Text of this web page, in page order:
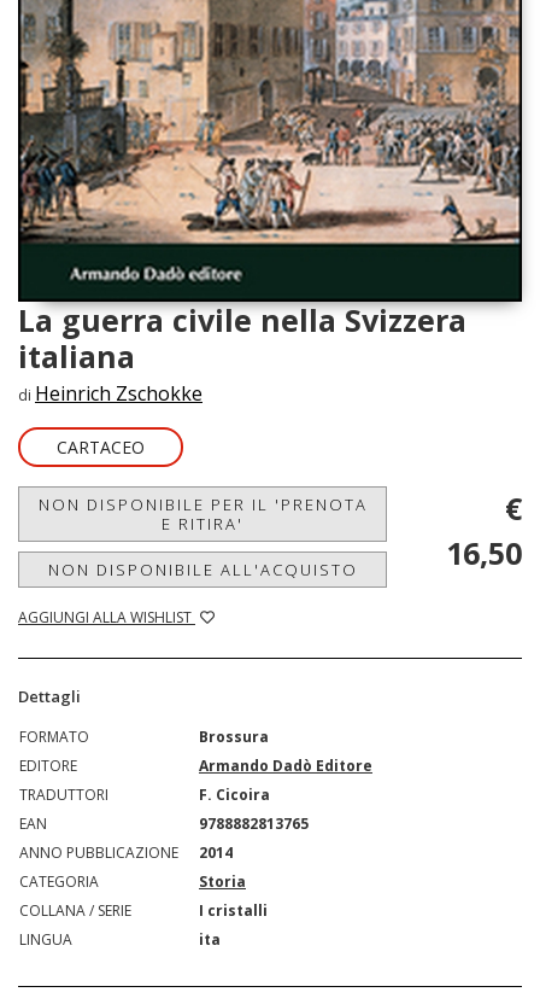
La guerra civile nella Svizzera
italiana
di Heinrich Zschokke
CARTACEO
NON DISPONIBILE PER IL 'PRENOTA
E RITIRA'
NON DISPONIBILE ALL'ACQUISTO
AGGIUNGI ALLA WISHLIST
€
16,50
Dettagli
FORMATO
Brossura
EDITORE
Armando Dadò Editore
TRADUTTORI
F. Cicoira
EAN
9788882813765
ANNO PUBBLICAZIONE
2014
CATEGORIA
Storia
COLLANA / SERIE
I cristalli
LINGUA
ita